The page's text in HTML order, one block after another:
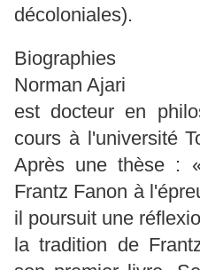
décoloniales).
Biographies
Norman Ajari
est docteur en
cours à l'université
Après une thèse :
Frantz Fanon à
il poursuit une
la tradition de